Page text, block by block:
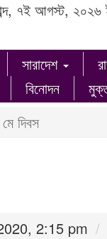
৭ই আগস্ট, ২০২৬
সারাদেশ
বিনোদন
দিবস
2:15 pm